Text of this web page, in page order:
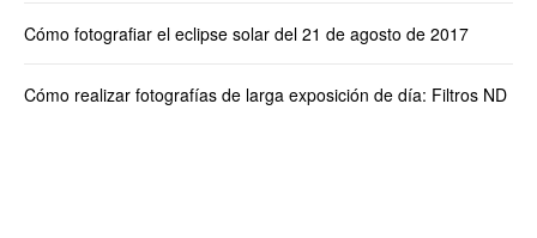
Cómo fotografiar el eclipse solar del 21 de agosto de 2017
Cómo realizar fotografías de larga exposición de día: Filtros ND